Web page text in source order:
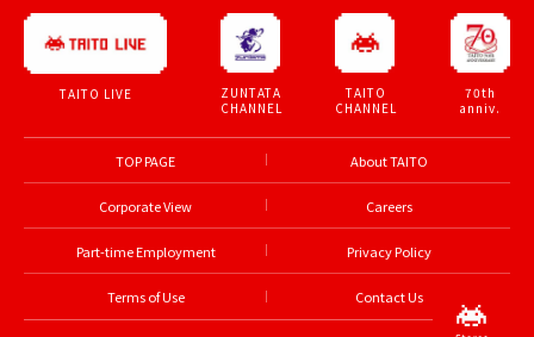
TAITO LIVE
ZUNTATA
CHANNEL
TAITO
CHANNEL
70th
anniv.
TOP PAGE About TAITO
Corporate View Careers
Part-time Employment Privacy Policy
Terms of Use Contact Us